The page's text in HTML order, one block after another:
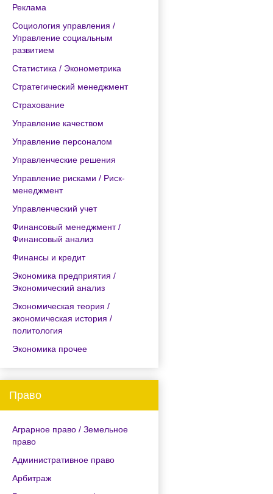
Реклама
Социология управления /
Управление социальным
развитием
Статистика / Эконометрика
Стратегический менеджмент
Страхование
Управление качеством
Управление персоналом
Управленческие решения
Управление рисками / Риск-
менеджмент
Управленческий учет
Финансовый менеджмент /
Финансовый анализ
Финансы и кредит
Экономика предприятия /
Экономический анализ
Экономическая теория /
экономическая история /
политология
Экономика прочее
Право
Аграрное право / Земельное
право
Административное право
Арбитраж